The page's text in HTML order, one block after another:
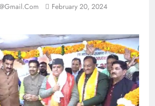
February 20, 2024